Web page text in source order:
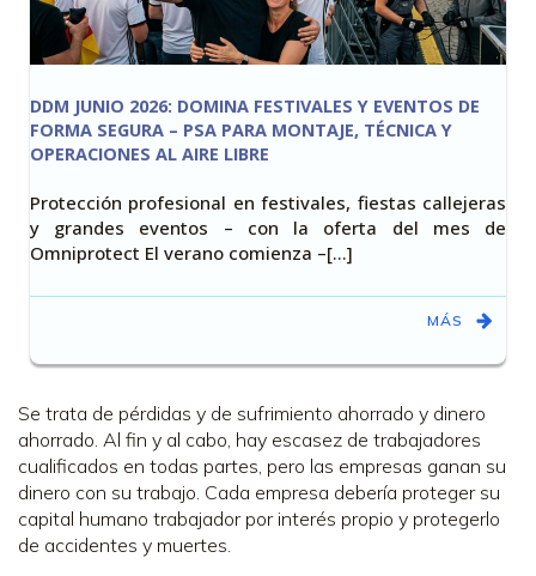
DDM JUNIO 2026: DOMINA FESTIVALES Y EVENTOS DE
FORMA SEGURA – PSA PARA MONTAJE, TÉCNICA Y
OPERACIONES AL AIRE LIBRE
Protección profesional en festivales, fiestas callejeras
y grandes eventos – con la oferta del mes de
Omniprotect El verano comienza –[…]
MÁS
Se trata de pérdidas y de sufrimiento ahorrado y dinero
ahorrado. Al fin y al cabo, hay escasez de trabajadores
cualificados en todas partes, pero las empresas ganan su
dinero con su trabajo. Cada empresa debería proteger su
capital humano trabajador por interés propio y protegerlo
de accidentes y muertes.